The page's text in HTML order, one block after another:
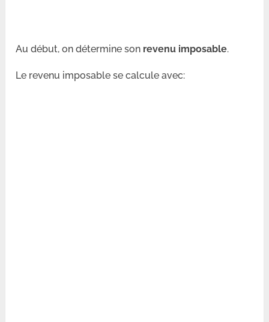
Au début, on détermine son revenu imposable.
Le revenu imposable se calcule avec: